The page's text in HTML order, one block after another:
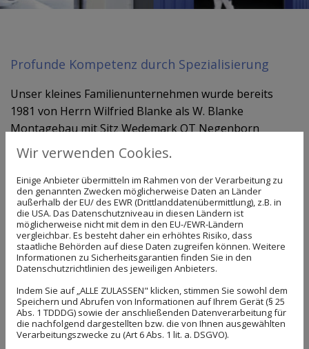
Profunde Kompetenz durch Spezialisierung
Unser kleines Familienunternehmen wurde bereits
1981 von Herrn Wilfried Blanke als W. Blanke
Montagebau mit Sitz Wedemark OT Negenborn
gegründet. Im Jahr 2000 ist Herr Gero Kegel in die
Firma eingestiegen - seitdem lautet die Firmierung
Blanke & Kegel GbR Wedemark. Die Ausrichtung auf
Türen, Tore und Antriebe, die wir in der Region
Hannover installieren, warten und reparieren, machte
uns sukzessive zu Spezialisten - und von diesem
Vorsprung können Sie heute profitieren. Lassen Sie
sich umfassend von uns beraten, zu Ihrem Bedarf
passende Tore mit oder ohne Antrieb vorschlagen und
fachgemäß einbauen - wir sind Profis auf unserem
Gebiet.
Wir verwenden Cookies.
Einige Anbieter übermitteln im Rahmen von der Verarbeitung zu
den genannten Zwecken möglicherweise Daten an Länder
außerhalb der EU/ des EWR (Drittlanddatenübermittlung), z.B. in
die USA. Das Datenschutzniveau in diesen Ländern ist
möglicherweise nicht mit dem in den EU-/EWR-Ländern
vergleichbar. Es besteht daher ein erhöhtes Risiko, dass
staatliche Behörden auf diese Daten zugreifen können. Weitere
Informationen zu Sicherheitsgarantien finden Sie in den
Datenschutzrichtlinien des jeweiligen Anbieters.
Indem Sie auf „ALLE ZULASSEN" klicken, stimmen Sie sowohl dem
Speichern und Abrufen von Informationen auf Ihrem Gerät (§ 25
Abs. 1 TDDDG) sowie der anschließenden Datenverarbeitung für
die nachfolgend dargestellten bzw. die von Ihnen ausgewählten
Verarbeitungszwecke zu (Art 6 Abs. 1 lit. a. DSGVO).